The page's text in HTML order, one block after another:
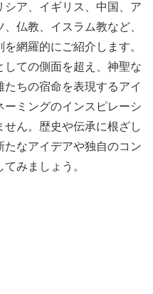
シア、イギリス、中国、ア
仏教、イスラム教など、
網羅的にご紹介します。
しての側面を超え、神聖な
ちの宿命を表現するアイ
ーミングのインスピレーシ
せん。歴史や伝承に根ざし
なアイデアや独自のコン
みましょう。